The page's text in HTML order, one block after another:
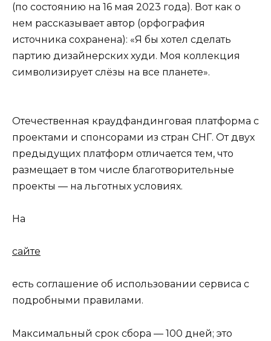
(по состоянию на 16 мая 2023 года). Вот как о
нем рассказывает автор (орфография
источника сохранена): «Я бы хотел сделать
партию дизайнерских худи. Моя коллекция
символизирует слёзы на все планете».
Отечественная краудфандинговая платформа с
проектами и спонсорами из стран СНГ. От двух
предыдущих платформ отличается тем, что
размещает в том числе благотворительные
проекты — на льготных условиях.
На
сайте
есть соглашение об использовании сервиса с
подробными правилами.
Максимальный срок сбора — 100 дней; это